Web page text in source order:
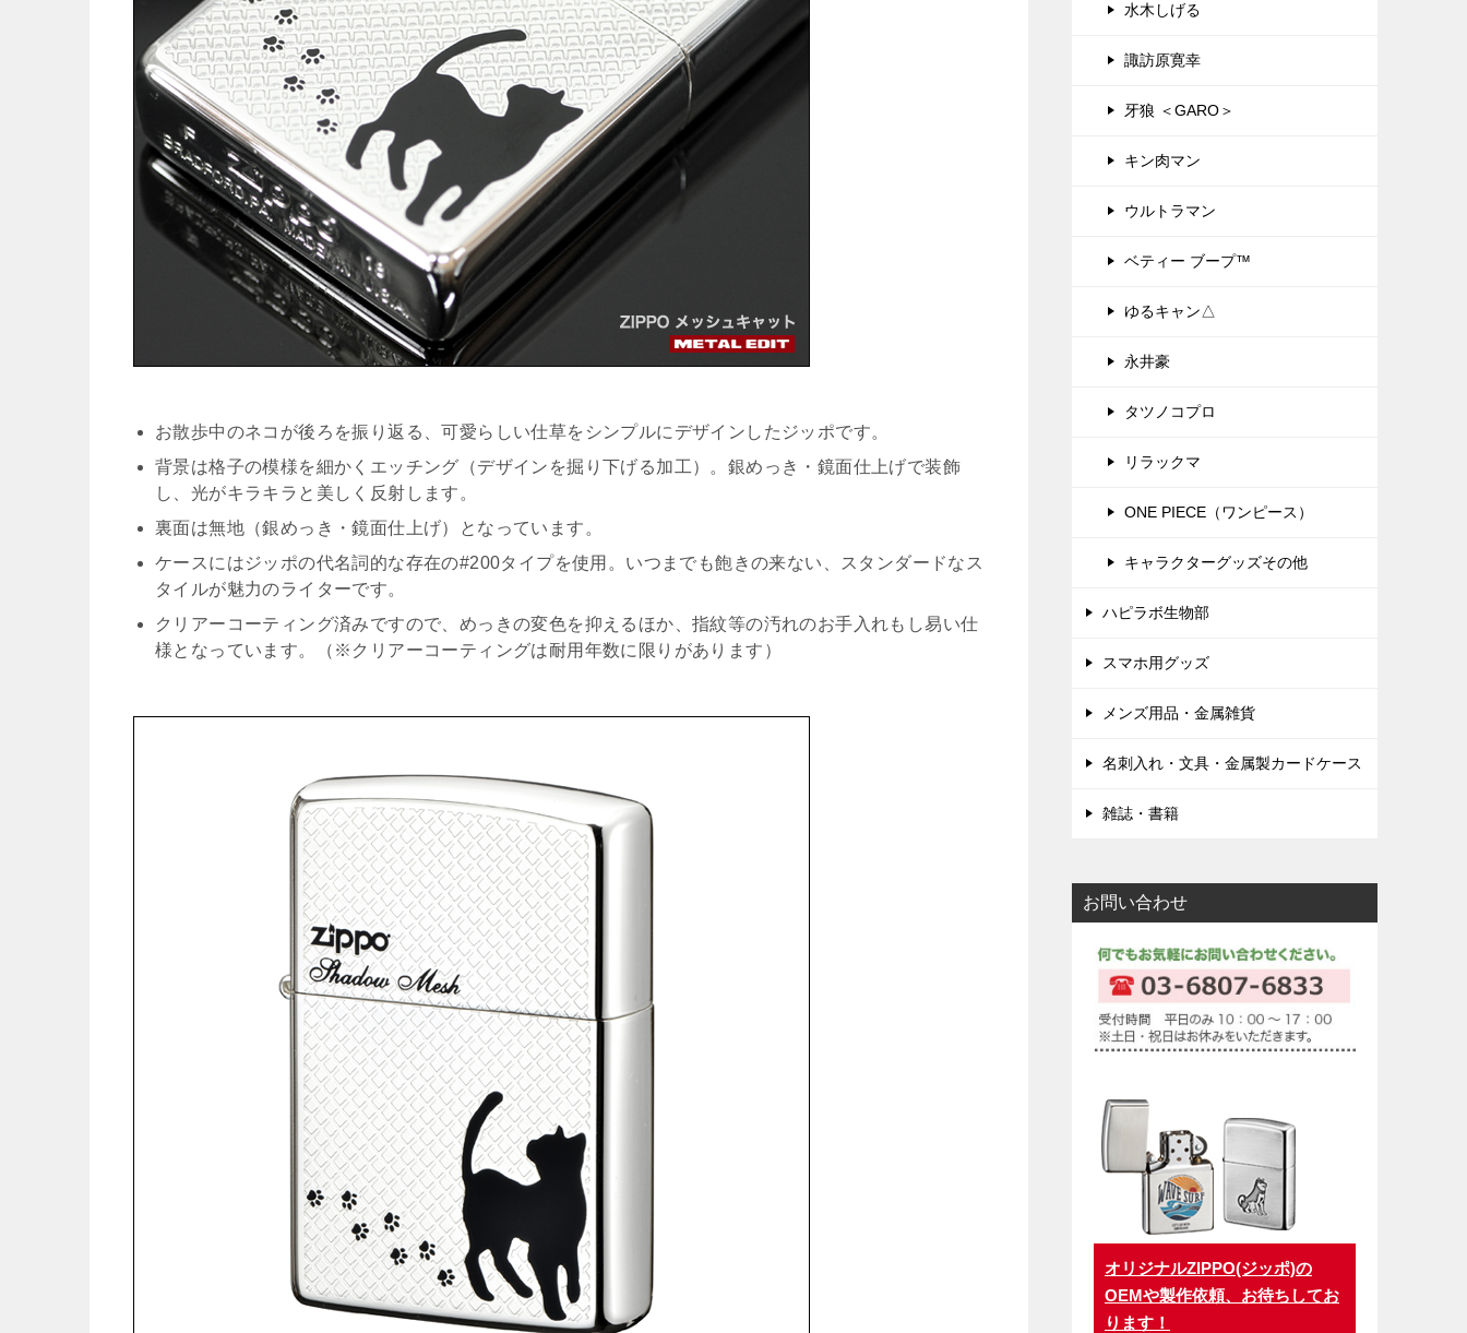
お散歩中のネコが後ろを振り返る、可愛らしい仕草をシンプルにデザインしたジッポです。
背景は格子の模様を細かくエッチング（デザインを掘り下げる加工）。銀めっき・鏡面仕上げで装飾
し、光がキラキラと美しく反射します。
裏面は無地（銀めっき・鏡面仕上げ）となっています。
ケースにはジッポの代名詞的な存在の#200タイプを使用。いつまでも飽きの来ない、スタンダードなス
タイルが魅力のライターです。
クリアーコーティング済みですので、めっきの変色を抑えるほか、指紋等の汚れのお手入れもし易い仕
様となっています。（※クリアーコーティングは耐用年数に限りがあります）
水木しげる
諏訪原寛幸
牙狼 ＜GARO＞
キン肉マン
ウルトラマン
ベティー ブープ™
ゆるキャン△
永井豪
タツノコプロ
リラックマ
ONE PIECE（ワンピース）
キャラクターグッズその他
ハピラボ生物部
スマホ用グッズ
メンズ用品・金属雑貨
名刺入れ・文具・金属製カードケース
雑誌・書籍
お問い合わせ
オリジナルZIPPO(ジッポ)の
OEMや製作依頼、お待ちしてお
ります！